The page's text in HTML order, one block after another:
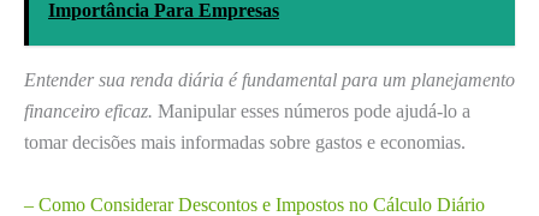
Importância Para Empresas
Entender sua renda diária é fundamental para um planejamento
financeiro eficaz. Manipular esses números pode ajudá-lo a
tomar decisões mais informadas sobre gastos e economias.
– Como Considerar Descontos e Impostos no Cálculo Diário